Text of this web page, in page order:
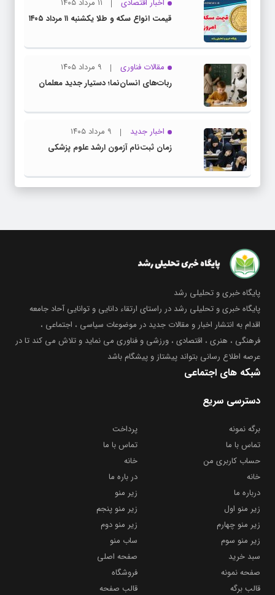
اخبار اقتصادی
۱۱ مرداد ۱۴۰۵
قیمت انواع سکه و طلا یکشنبه ۱۱ مرداد ۱۴۰۵
مقالات فناوری
۹ مرداد ۱۴۰۵
ربات‌های انسان‌نما؛ دستیار جدید معلمان
اخبار جدید
۹ مرداد ۱۴۰۵
زمان ثبت‌نام آزمون ارشد علوم پزشکی
پایگاه خبری و تحلیلی رشد
پایگاه خبری و تحلیلی رشد در راستای ارتقاء دانایی و توانایی آحاد جامعه
اقدام به انتشار اخبار و مقالات جدید در موضوعات سیاسی ، اجتماعی ،
فرهنگی ، هنری ، اقتصادی ، ورزشی و فناوری می نماید و تلاش می کند تا در
عرصه اطلاع رسانی بتواند پیشتاز و پیشگام باشد
شبکه های اجتماعی
دسترسی سریع
برگه نمونه
پرداخت
تماس با ما
تماس با ما
حساب کاربری من
خانه
خانه
در باره ما
درباره ما
زیر منو
زیر منو اول
زیر منو پنجم
زیر منو چهارم
زیر منو دوم
زیر منو سوم
ساب منو
سبد خرید
صفحه اصلی
صفحه نمونه
فروشگاه
قالب برگه
قالب صفحه